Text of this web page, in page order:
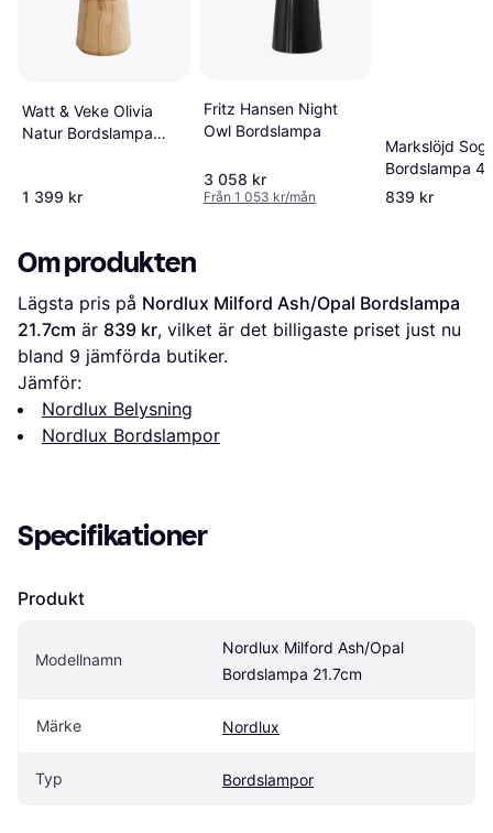
Watt & Veke Olivia
Natur Bordslampa
1 399 kr
Fritz Hansen Night
Owl Bordslampa
3 058 kr
Från 1 053 kr/mån
Markslöjd
Bordslampa
839 kr
Om produkten
Lägsta pris på Nordlux Milford Ash/Opal Bordslampa
21.7cm är 839 kr, vilket är det billigaste priset just nu
bland 9 jämförda butiker.
Jämför:
Nordlux Belysning
Nordlux Bordslampor
Specifikationer
Produkt
Modellnamn
Nordlux Milford Ash/Opal
Bordslampa 21.7cm
Märke Nordlux
Typ Bordslampor